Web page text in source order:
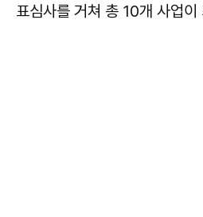
표심사를 거쳐 총 10개 사업이